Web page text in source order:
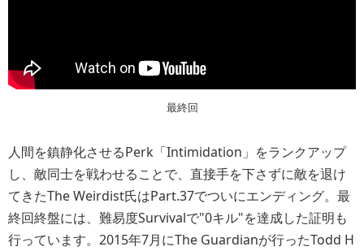
最終回
人間を鎮静化させるPerk「Intimidation」をランクアップ
し、敵同士を戦わせることで、直接手を下さずに敵を退け
てきたThe Weirdist氏はPart.37でついにエンディング。最
終回終盤には、難易度Survivalで"0キル"を達成した証明も
行っています。2015年7月にThe Guardianが行ったTodd H